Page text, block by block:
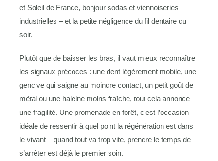
et Soleil de France, bonjour sodas et viennoiseries
industrielles – et la petite négligence du fil dentaire du
soir.
Plutôt que de baisser les bras, il vaut mieux reconnaître
les signaux précoces : une dent légèrement mobile, une
gencive qui saigne au moindre contact, un petit goût de
métal ou une haleine moins fraîche, tout cela annonce
une fragilité. Une promenade en forêt, c’est l’occasion
idéale de ressentir à quel point la régénération est dans
le vivant – quand tout va trop vite, prendre le temps de
s’arrêter est déjà le premier soin.